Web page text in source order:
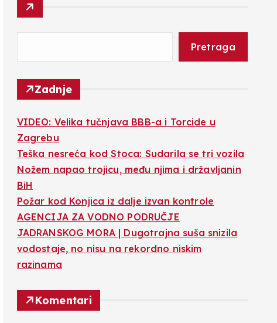
Pretraga
Zadnje
VIDEO: Velika tučnjava BBB-a i Torcide u
Zagrebu
Teška nesreća kod Stoca: Sudarila se tri vozila
Nožem napao trojicu, među njima i državljanin
BiH
Požar kod Konjica iz dalje izvan kontrole
AGENCIJA ZA VODNO PODRUČJE
JADRANSKOG MORA | Dugotrajna suša snizila
vodostaje, no nisu na rekordno niskim
razinama
Komentari